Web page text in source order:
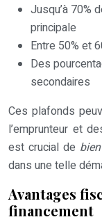
Jusqu’à 70%
principale
Entre 50% et
Des
secondaires
Ces plafonds
l’emprunteur et
est crucial de
dans une telle
Avantages
financement